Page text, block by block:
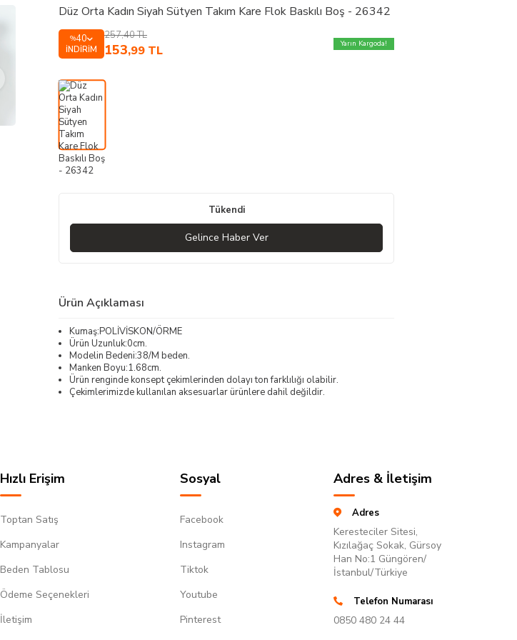
Düz Orta Kadın Siyah Sütyen Takım Kare Flok Baskılı Boş - 26342
%40
İNDIRIM
257,40TL
153,99 TL Yarın Kargoda!
Tükendi
Gelince Haber Ver
Ürün Açıklaması
Kumaş:POLİVİSKON/ÖRME
Ürün Uzunluk:0cm.
Modelin Bedeni:38/M beden.
Manken Boyu:1.68cm.
Ürün renginde konsept çekimlerinden dolayı ton farklılığı olabilir.
Çekimlerimizde kullanılan aksesuarlar ürünlere dahil değildir.
Hızlı Erişim
Toptan Satış
Kampanyalar
Beden Tablosu
Ödeme Seçenekleri
İletişim
Sosyal
Facebook
Instagram
Tiktok
Youtube
Pinterest
Adres & İletişim
Adres
Keresteciler Sitesi,
Kızılağaç Sokak, Gürsoy
Han No:1 Güngören/
İstanbul/Türkiye
Telefon Numarası
0850 480 24 44